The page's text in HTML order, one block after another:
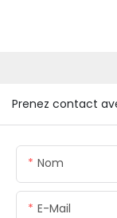
Prenez contact
Nom
E-Mail